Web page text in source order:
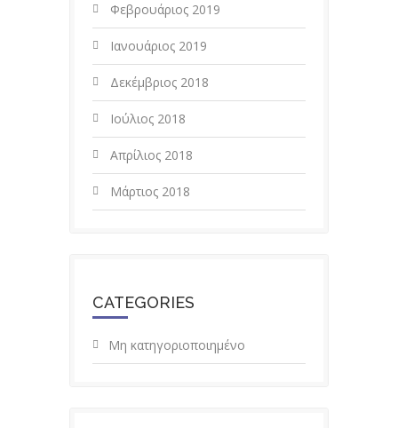
Φεβρουάριος 2019
Ιανουάριος 2019
Δεκέμβριος 2018
Ιούλιος 2018
Απρίλιος 2018
Μάρτιος 2018
CATEGORIES
Μη κατηγοριοποιημένο